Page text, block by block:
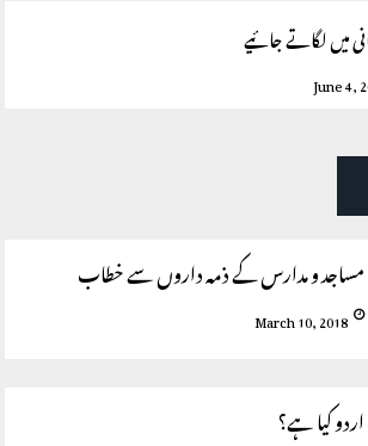
میں لگاتے جائیے
June 4,
مساجد و مدارس کے ذمہ داروں سے خطاب
March 10, 2018
اردو کیا ہے؟